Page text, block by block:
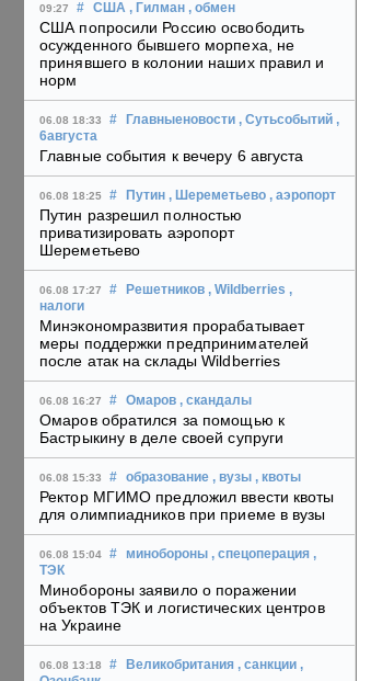
09:27 # США , Гилман , обмен
США попросили Россию освободить
осужденного бывшего морпеха, не
принявшего в колонии наших правил и
норм
06.08 18:33 # Главныеновости , Сутьсобытий ,
6августа
Главные события к вечеру 6 августа
06.08 18:25 # Путин , Шереметьево , аэропорт
Путин разрешил полностью
приватизировать аэропорт
Шереметьево
06.08 17:27 # Решетников , Wildberries ,
налоги
Минэкономразвития прорабатывает
меры поддержки предпринимателей
после атак на склады Wildberries
06.08 16:27 # Омаров , скандалы
Омаров обратился за помощью к
Бастрыкину в деле своей супруги
06.08 15:33 # образование , вузы , квоты
Ректор МГИМО предложил ввести квоты
для олимпиадников при приеме в вузы
06.08 15:04 # минобороны , спецоперация ,
ТЭК
Минобороны заявило о поражении
объектов ТЭК и логистических центров
на Украине
06.08 13:18 # Великобритания , санкции ,